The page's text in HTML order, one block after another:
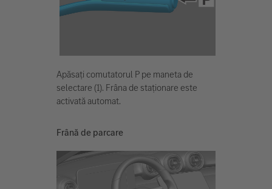
Apăsați comutatorul P pe maneta de
selectare (1). Frâna de staționare este
activată automat.
Frână de parcare